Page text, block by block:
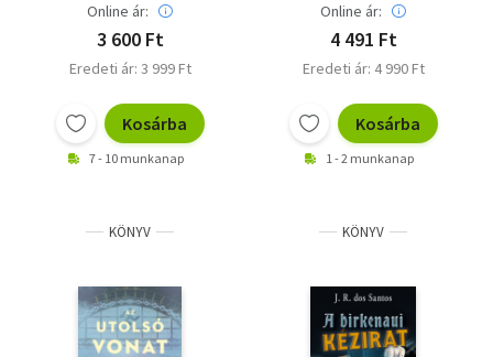
Online ár:
3 600 Ft
Eredeti ár: 3 999 Ft
Kosárba
7 - 10 munkanap
Online ár:
4 491 Ft
Eredeti ár: 4 990 Ft
Kosárba
1 - 2 munkanap
KÖNYV KÖNYV